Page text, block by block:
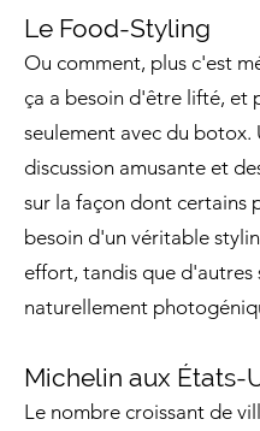
Le Food-Styling
Ou comment, plus c'est
ça a besoin d'être lifté, et
seulement avec du botox.
discussion amusante et
sur la façon dont certains
besoin d'un véritable
effort, tandis que d'autres
naturellement
Michelin aux États-
Le nombre croissant de